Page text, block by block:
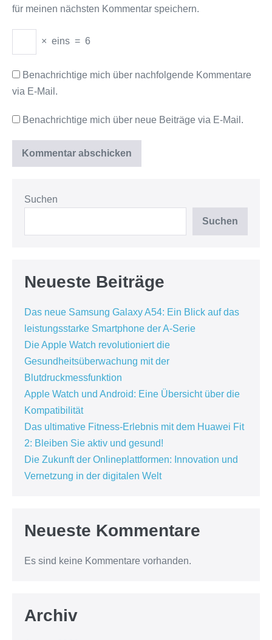
für meinen nächsten Kommentar speichern.
× eins = 6
Benachrichtige mich über nachfolgende Kommentare
via E-Mail.
Benachrichtige mich über neue Beiträge via E-Mail.
Suchen
Suchen
Neueste Beiträge
Das neue Samsung Galaxy A54: Ein Blick auf das
leistungsstarke Smartphone der A-Serie
Die Apple Watch revolutioniert die
Gesundheitsüberwachung mit der
Blutdruckmessfunktion
Apple Watch und Android: Eine Übersicht über die
Kompatibilität
Das ultimative Fitness-Erlebnis mit dem Huawei Fit
2: Bleiben Sie aktiv und gesund!
Die Zukunft der Onlineplattformen: Innovation und
Vernetzung in der digitalen Welt
Neueste Kommentare
Es sind keine Kommentare vorhanden.
Archiv